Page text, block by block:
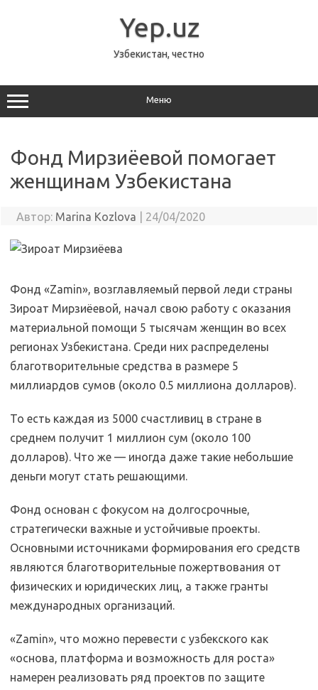
Yep.uz
Узбекистан, честно
Меню
Фонд Мирзиёевой помогает
женщинам Узбекистана
Автор: Marina Kozlova 24/04/2020
Фонд «Zamin», возглавляемый первой леди страны
Зироат Мирзиёевой, начал свою работу с оказания
материальной помощи 5 тысячам женщин во всех
регионах Узбекистана. Среди них распределены
благотворительные средства в размере 5
миллиардов сумов (около 0.5 миллиона долларов).
То есть каждая из 5000 счастливиц в стране в
среднем получит 1 миллион сум (около 100
долларов). Что же — иногда даже такие небольшие
деньги могут стать решающими.
Фонд основан с фокусом на долгосрочные,
стратегически важные и устойчивые проекты.
Основными источниками формирования его средств
являются благотворительные пожертвования от
физических и юридических лиц, а также гранты
международных организаций.
«Zamin», что можно перевести с узбекского как
«основа, платформа и возможность для роста»
намерен реализовать ряд проектов по защите